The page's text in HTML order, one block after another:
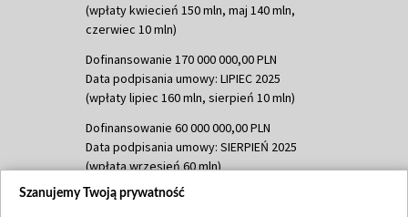
(wpłaty kwiecień 150 mln, maj 140 mln,
czerwiec 10 mln)
Dofinansowanie 170 000 000,00 PLN
Data podpisania umowy: LIPIEC 2025
(wpłaty lipiec 160 mln, sierpień 10 mln)
Dofinansowanie 60 000 000,00 PLN
Data podpisania umowy: SIERPIEŃ 2025
(wpłata wrzesień 60 mln)
Dofinansowanie 635 783 051,21 PLN
Szanujemy Twoją prywatność